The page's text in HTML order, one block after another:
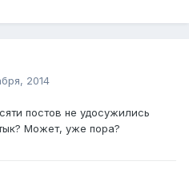
2014
постов не удосужились
Может, уже пора?